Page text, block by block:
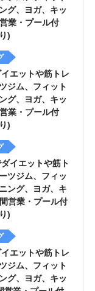
グ、ヨガ、キッ
業・プール付
)
エットや筋トレ
ジム、フィット
グ、ヨガ、キッ
業・プール付
)
イエットや筋ト
ツジム、フィッ
ング、ヨガ、キ
営業・プール付
)
エットや筋トレ
ジム、フィット
グ、ヨガ、キッ